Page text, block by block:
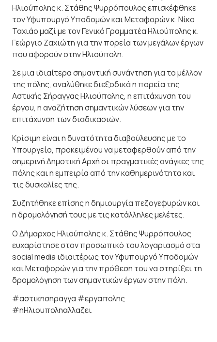
Ηλιούπολης κ. Στάθης Ψυρρόπουλος επισκέφθηκε
τον Υφυπουργό Υποδομών και Μεταφορών κ. Νίκο
Ταχιάο μαζί με τον Γενικό Γραμματέα Ηλιούπολης κ.
Γεώργιο Ζαχιώτη για την πορεία των μεγάλων έργων
που αφορούν στην Ηλιούπολη.
Σε μια ιδιαίτερα σημαντική συνάντηση για το μέλλον
της πόλης, αναλύθηκε διεξοδικά η πορεία της
Αστικής Σήραγγας Ηλιούπολης, η επιτάχυνση του
έργου, η αναζήτηση σημαντικών λύσεων για την
επιτάχυνση των διαδικασιών.
Κρίσιμη είναι η δυνατότητα διαβούλευσης με το
Υπουργείο, προκειμένου να μεταφερθούν από την
σημερινή Δημοτική Αρχή οι πραγματικές ανάγκες της
πόλης και η εμπειρία από την καθημερινότητα και
τις δυσκολίες της.
Συζητήθηκε επίσης η δημιουργία πεζογεφυρών και
η δρομολόγησή τους με τις κατάλληλες μελέτες.
Ο Δήμαρχος Ηλιούπολης κ. Στάθης Ψυρρόπουλος
ευχαρίστησε στον προσωπικό του λογαριασμό στα
social media ιδιαιτέρως τον Υφυπουργό Υποδομών
και Μεταφορών για την πρόθεση του να στηρίξει τη
δρομολόγηση των σημαντικών έργων στην πόλη.
#αστικησηραγγα #εργαπολης
#ηΗλιουποληαλλαζει